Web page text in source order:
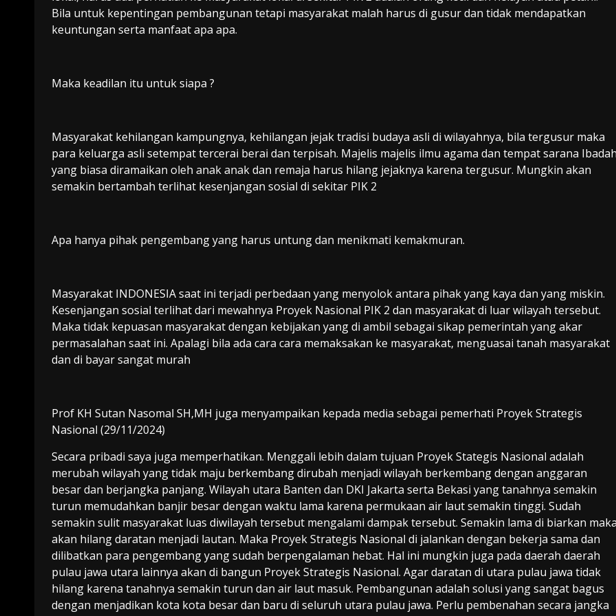
Bila untuk kepentingan pembangunan tetapi masyarakat malah harus di gusur dan tidak mendapatkan
keuntungan serta manfaat apa apa.
Maka keadilan itu untuk siapa ?
Masyarakat kehilangan kampungnya, kehilangan jejak tradisi budaya asli di wilayahnya, bila tergusur maka
para keluarga asli setempat tercerai berai dan terpisah. Majelis majelis ilmu agama dan tempat sarana
yang biasa diramaikan oleh anak anak dan remaja harus hilang jejaknya karena tergusur. Mungkin akan
semakin bertambah terlihat kesenjangan sosial di sekitar PIK 2
Apa hanya pihak pengembang yang harus untung dan menikmati kemakmuran.
Masyarakat INDONESIA saat ini terjadi perbedaan yang menyolok antara pihak yang kaya dan yang miskin.
Kesenjangan sosial terlihat dari mewahnya Proyek Nasional PIK 2 dan masyarakat di luar wilayah tersebut.
Maka tidak kepuasan masyarakat dengan kebijakan yang di ambil sebagai sikap pemerintah yang akar
permasalahan saat ini. Apalagi bila ada cara cara memaksakan ke masyarakat, menguasai tanah masyarakat
dan di bayar sangat murah
Prof KH Sutan Nasomal SH,MH juga menyampaikan kepada media sebagai pemerhati Proyek Strategis
Nasional (29/11/2024)
Secara pribadi saya juga memperhatikan. Menggali lebih dalam tujuan Proyek Stategis Nasional adalah
merubah wilayah yang tidak maju berkembang dirubah menjadi wilayah berkembang dengan anggaran
besar dan berjangka panjang. Wilayah utara Banten dan DKI Jakarta serta Bekasi yang tanahnya semakin
turun memudahkan banjir besar dengan waktu lama karena permukaan air laut semakin tinggi. Sudah
semakin sulit masyarakat luas diwilayah tersebut mengalami dampak tersebut. Semakin lama di biarkan
akan hilang daratan menjadi lautan. Maka Proyek Strategis Nasional di jalankan dengan bekerja sama dan
dilibatkan para pengembang yang sudah berpengalaman hebat. Hal ini mungkin juga pada daerah daerah
pulau jawa utara lainnya akan di bangun Proyek Strategis Nasional. Agar daratan di utara pulau jawa tidak
hilang karena tanahnya semakin turun dan air laut masuk. Pembangunan adalah solusi yang sangat bagus
dengan menjadikan kota kota besar dan baru di seluruh utara pulau jawa. Perlu pembenahan secara jangka